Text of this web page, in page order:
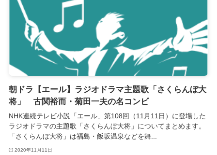
朝ドラ【エール】ラジオドラマ主題歌「さくらんぼ大
将」 古関裕而・菊田一夫の名コンビ
NHK連続テレビ小説「エール」第108回（11月11日）に登場した
ラジオドラマの主題歌「さくらんぼ大将」についてまとめます。
「さくらんぼ大将」は福島・飯坂温泉などを舞...
2020年11月11日